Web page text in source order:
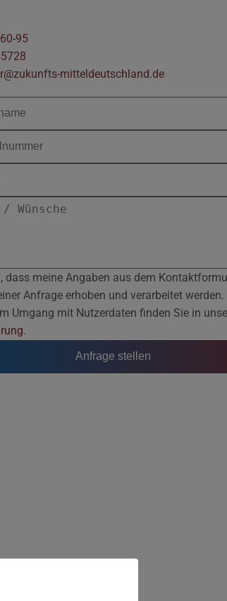
95
mitteldeutschland.de
dass meine Angaben aus dem
Anfrage erhoben und verarbeitet
Umgang mit Nutzerdaten finden Sie in
.
Anfrage stellen